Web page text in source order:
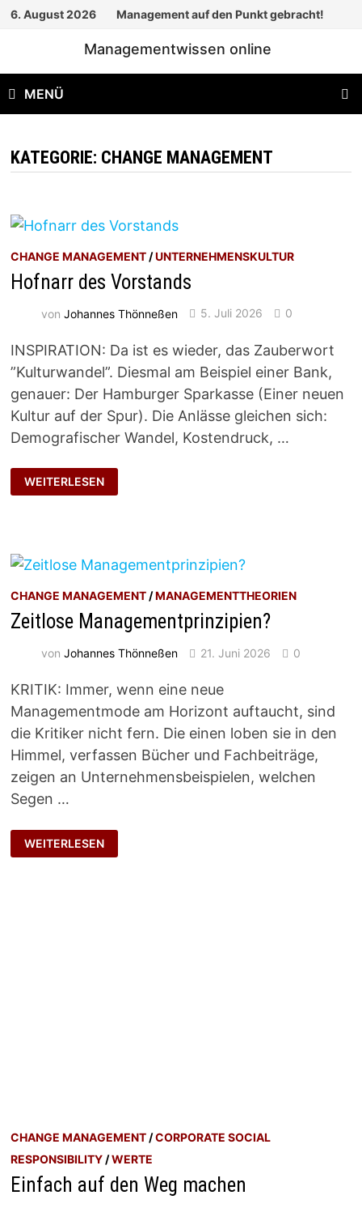
Zum
6. August 2026 Management auf den Punkt gebracht!
Managementwissen online
MENÜ
KATEGORIE: CHANGE MANAGEMENT
CHANGE MANAGEMENT /UNTERNEHMENSKULTUR
Hofnarr des Vorstands
vonJohannes Thönneßen 5. Juli 2026 0
INSPIRATION: Da ist es wieder, das Zauberwort
”Kulturwandel”. Diesmal am Beispiel einer Bank,
genauer: Der Hamburger Sparkasse (Einer neuen
Kultur auf der Spur). Die Anlässe gleichen sich:
Demografischer Wandel, Kostendruck, …
HOFNARR
DES
VORSTANDS
WEITERLESEN
CHANGE MANAGEMENT /MANAGEMENTTHEORIEN
Zeitlose Managementprinzipien?
vonJohannes Thönneßen 21. Juni 2026 0
KRITIK: Immer, wenn eine neue
Managementmode am Horizont auftaucht, sind
die Kritiker nicht fern. Die einen loben sie in den
Himmel, verfassen Bücher und Fachbeiträge,
zeigen an Unternehmensbeispielen, welchen
Segen …
ZEITLOSE
MANAGEMENTPRINZIPIEN?
WEITERLESEN
CHANGE MANAGEMENT /CORPORATE SOCIAL
RESPONSIBILITY /WERTE
Einfach auf den Weg machen